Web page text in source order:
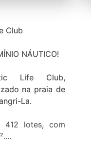
Club
NÁUTICO!
Life Club,
na praia de
La.
412 lotes, com